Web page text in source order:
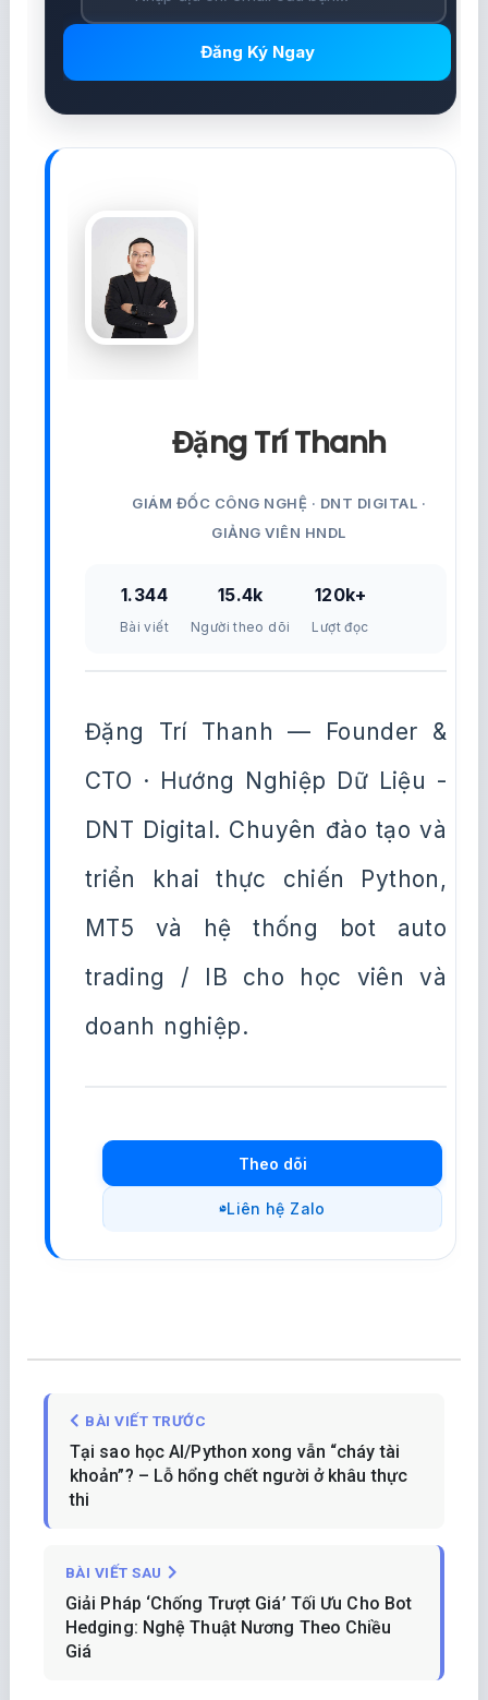
Đăng Ký Ngay
Đặng Trí Thanh
GIÁM ĐỐC CÔNG NGHỆ · DNT DIGITAL ·
GIẢNG VIÊN HNDL
1.344
Bài viết
15.4k
Người theo dõi
120k+
Lượt đọc
Đặng Trí Thanh — Founder &
CTO · Hướng Nghiệp Dữ Liệu -
DNT Digital. Chuyên đào tạo và
triển khai thực chiến Python,
MT5 và hệ thống bot auto
trading / IB cho học viên và
doanh nghiệp.
Theo dõi
Liên hệ Zalo
BÀI VIẾT TRƯỚC
Tại sao học AI/Python xong vẫn “cháy tài
khoản”? – Lỗ hổng chết người ở khâu thực
thi
BÀI VIẾT SAU
Giải Pháp ‘Chống Trượt Giá’ Tối Ưu Cho Bot
Hedging: Nghệ Thuật Nương Theo Chiều
Giá